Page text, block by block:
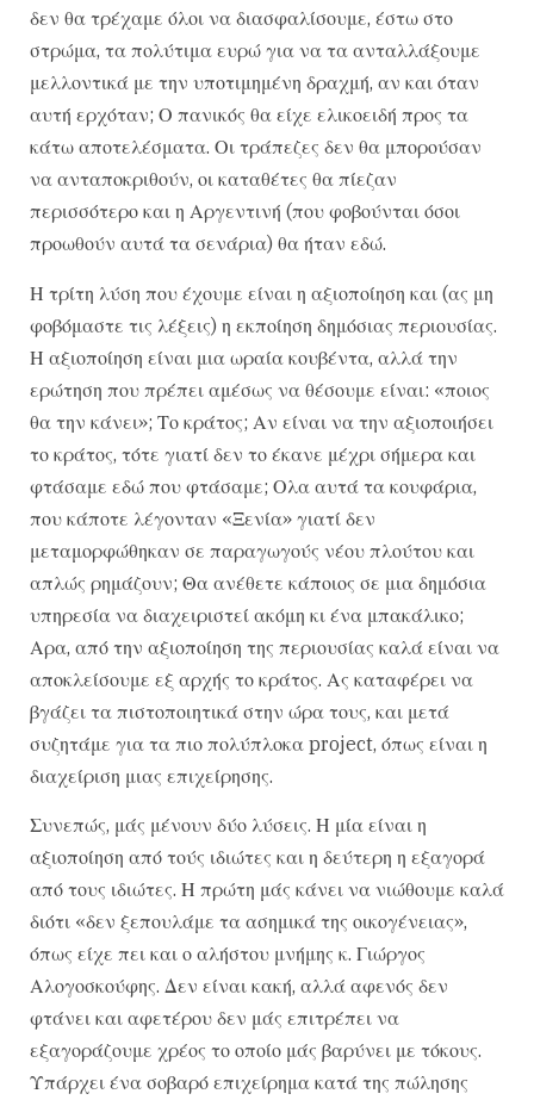
δεν θα τρέχαμε όλοι να διασφαλίσουμε, έστω στο
στρώμα, τα πολύτιμα ευρώ για να τα ανταλλάξουμε
μελλοντικά με την υποτιμημένη δραχμή, αν και όταν
αυτή ερχόταν; Ο πανικός θα είχε ελικοειδή προς τα
κάτω αποτελέσματα. Οι τράπεζες δεν θα μπορούσαν
να ανταποκριθούν, οι καταθέτες θα πίεζαν
περισσότερο και η Αργεντινή (που φοβούνται όσοι
προωθούν αυτά τα σενάρια) θα ήταν εδώ.
Η τρίτη λύση που έχουμε είναι η αξιοποίηση και (ας μη
φοβόμαστε τις λέξεις) η εκποίηση δημόσιας περιουσίας.
Η αξιοποίηση είναι μια ωραία κουβέντα, αλλά την
ερώτηση που πρέπει αμέσως να θέσουμε είναι: «ποιος
θα την κάνει»; Το κράτος; Αν είναι να την αξιοποιήσει
το κράτος, τότε γιατί δεν το έκανε μέχρι σήμερα και
φτάσαμε εδώ που φτάσαμε; Ολα αυτά τα κουφάρια,
που κάποτε λέγονταν «Ξενία» γιατί δεν
μεταμορφώθηκαν σε παραγωγούς νέου πλούτου και
απλώς ρημάζουν; Θα ανέθετε κάποιος σε μια δημόσια
υπηρεσία να διαχειριστεί ακόμη κι ένα μπακάλικο;
Αρα, από την αξιοποίηση της περιουσίας καλά είναι να
αποκλείσουμε εξ αρχής το κράτος. Ας καταφέρει να
βγάζει τα πιστοποιητικά στην ώρα τους, και μετά
συζητάμε για τα πιο πολύπλοκα project, όπως είναι η
διαχείριση μιας επιχείρησης.
Συνεπώς, μάς μένουν δύο λύσεις. Η μία είναι η
αξιοποίηση από τούς ιδιώτες και η δεύτερη η εξαγορά
από τους ιδιώτες. Η πρώτη μάς κάνει να νιώθουμε καλά
διότι «δεν ξεπουλάμε τα ασημικά της οικογένειας»,
όπως είχε πει και ο αλήστου μνήμης κ. Γιώργος
Αλογοσκούφης. Δεν είναι κακή, αλλά αφενός δεν
φτάνει και αφετέρου δεν μάς επιτρέπει να
εξαγοράζουμε χρέος το οποίο μάς βαρύνει με τόκους.
Υπάρχει ένα σοβαρό επιχείρημα κατά της πώλησης